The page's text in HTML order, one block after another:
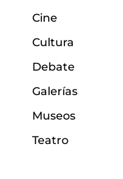
Cine
Cultura
Debate
Galerías
Museos
Teatro